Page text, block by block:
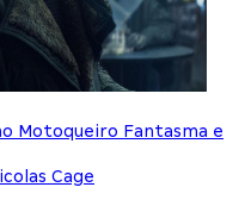
Motoqueiro Fantasma e
Cage